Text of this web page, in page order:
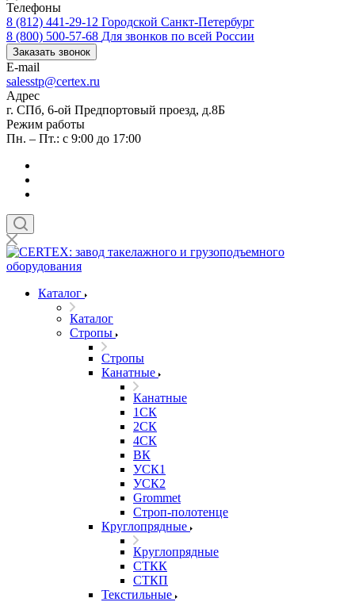
Телефоны
8 (812) 441-29-12 Городской Санкт-Петербург
8 (800) 500-57-68 Для звонков по всей России
Заказать звонок
E-mail
salesstp@certex.ru
Адрес
г. СПб, 6-ой Предпортовый проезд, д.8Б
Режим работы
Пн. – Пт.: с 9:00 до 17:00
Каталог
Каталог
Стропы
Стропы
Канатные
Канатные
1СК
2СК
4СК
ВК
УСК1
УСК2
Grommet
Строп-полотенце
Круглопрядные
Круглопрядные
СТКК
СТКП
Текстильные